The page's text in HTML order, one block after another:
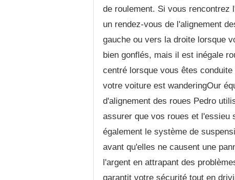
de roulement. Si vous rencontrez
un rendez-vous de l'alignement
gauche ou vers la droite lorsque
bien gonflés, mais il est inégale
centré lorsque vous êtes
votre voiture est wanderingOur
d'alignement des roues Pedro
assurer que vos roues et l'essieu
également le système de
avant qu'elles ne causent une
l'argent en attrapant des
garantit votre sécurité tout en